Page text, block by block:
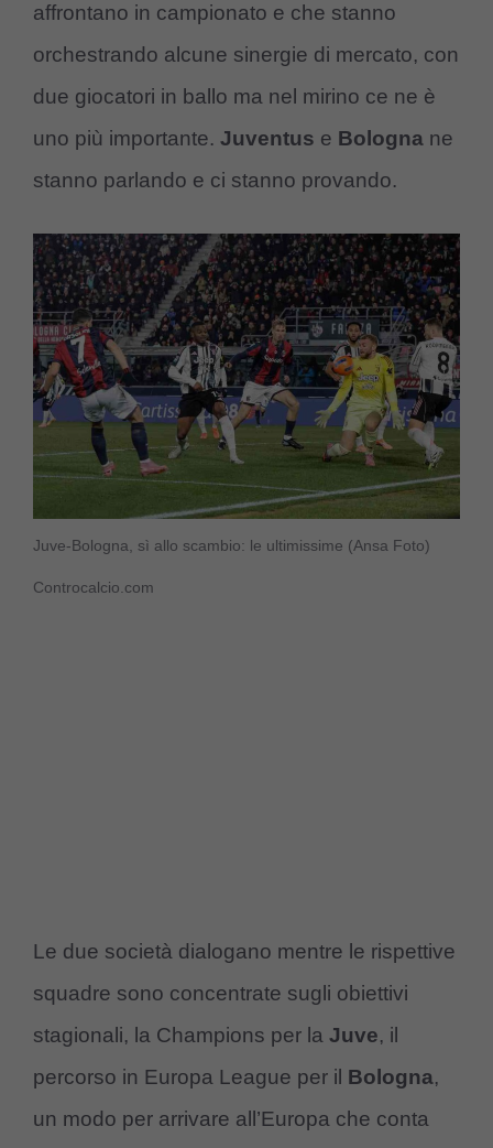
affrontano in campionato e che stanno
orchestrando alcune sinergie di mercato, con
due giocatori in ballo ma nel mirino ce ne è
uno più importante. Juventus e Bologna ne
stanno parlando e ci stanno provando.
Juve-Bologna, sì allo scambio: le ultimissime (Ansa Foto)
Controcalcio.com
Le due società dialogano mentre le rispettive
squadre sono concentrate sugli obiettivi
stagionali, la Champions per la Juve, il
percorso in Europa League per il Bologna,
un modo per arrivare all’Europa che conta